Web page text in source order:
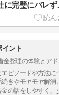
任意整理を家族
イント
金整理の体験とアド
ピソードや方法に
きやモヤモヤ解消
の話をしやすく、